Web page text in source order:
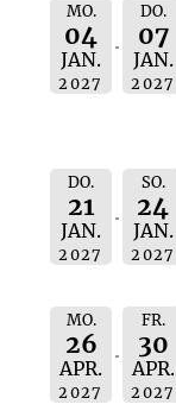
MO.
04
JAN.
2027
DO.
07
JAN.
2027
DO.
21
JAN.
2027
SO.
24
JAN.
2027
MO.
26
APR.
2027
FR.
30
APR.
2027